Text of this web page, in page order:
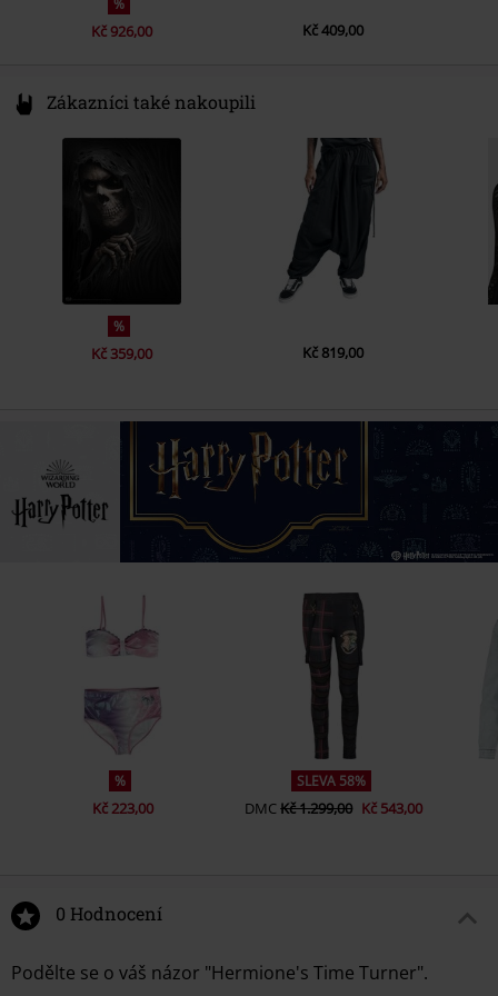
%
Kč 926,00 Kč 409,00
Zákazníci také nakoupili
%
Kč 359,00 Kč 819,00
%
Kč 223,00
SLEVA 58%
DMCKč 1.299,00 Kč 543,00
0 Hodnocení
Podělte se o váš názor "Hermione's Time Turner".